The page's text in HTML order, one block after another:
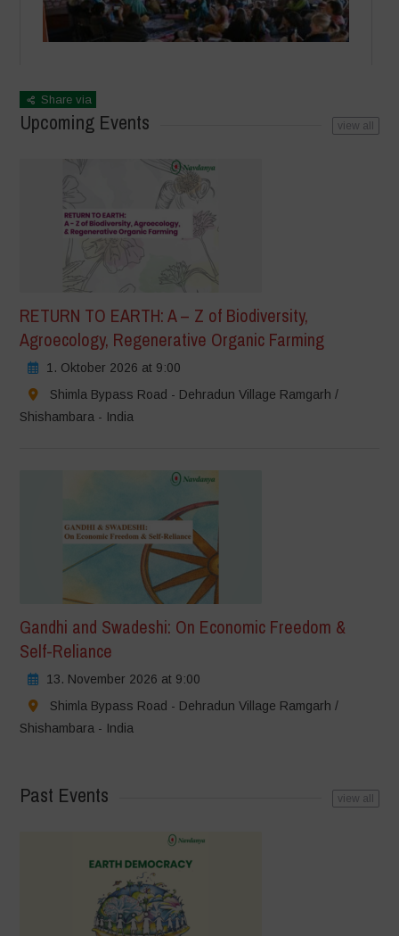
Share via
Upcoming Events view all
RETURN TO EARTH: A – Z of Biodiversity,
Agroecology, Regenerative Organic Farming
1. Oktober 2026 at 9:00
Shimla Bypass Road - Dehradun Village Ramgarh /
Shishambara - India
Gandhi and Swadeshi: On Economic Freedom &
Self-Reliance
13. November 2026 at 9:00
Shimla Bypass Road - Dehradun Village Ramgarh /
Shishambara - India
Past Events view all